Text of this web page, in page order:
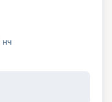
нч